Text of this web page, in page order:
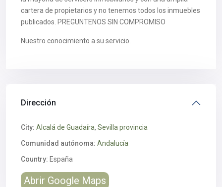
cartera de propietarios y no tenemos todos los inmuebles
publicados. PREGUNTENOS SIN COMPROMISO
Nuestro conocimiento a su servicio.
Dirección
City: Alcalá de Guadaíra, Sevilla provincia
Comunidad autónoma: Andalucía
Country: España
Abrir Google Maps